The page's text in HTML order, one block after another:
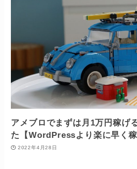
アメブロでまずは月1万円稼げ
た【WordPressより楽に早く稼
2022年4月28日